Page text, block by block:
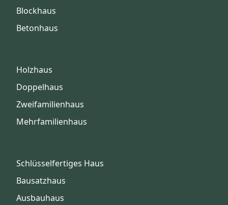
Blockhaus
Betonhaus
Holzhaus
Doppelhaus
Zweifamilienhaus
Mehrfamilienhaus
Schlüsselfertiges Haus
Bausatzhaus
Ausbauhaus